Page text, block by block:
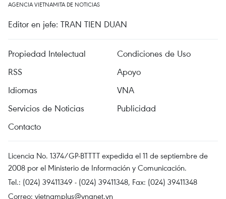
AGENCIA VIETNAMITA DE NOTICIAS
Editor en jefe: TRAN TIEN DUAN
Propiedad Intelectual
Condiciones de Uso
RSS
Apoyo
Idiomas
VNA
Servicios de Noticias
Publicidad
Contacto
Licencia No. 1374/GP-BTTTT expedida el 11 de septiembre de
2008 por el Ministerio de Información y Comunicación.
Tel.: (024) 39411349 - (024) 39411348, Fax: (024) 39411348
Correo: vietnamplus@vnanet.vn